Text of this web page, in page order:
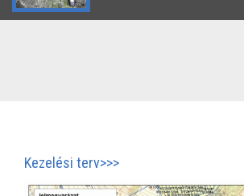
Kezelési terv>>>